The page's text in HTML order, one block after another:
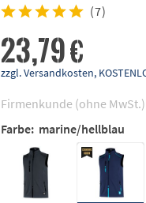
(7)
23,79 €
zzgl. Versandkosten,
Firmenkunde (ohne MwSt.)
Farbe: marine/hellblau